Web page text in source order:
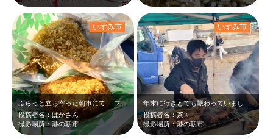
ふらっと立ち寄った朝市にて、 フワサクのアジフライとイカ多めのイカメンチと出…
投稿者名：ぱかさん
撮影場所：港の朝市
いすみ市
年末に行きとても賑わっていました。 イカの沖漬けがとても美味しくとてもクリー…
投稿者名：茶々
撮影場所：港の朝市
いすみ市